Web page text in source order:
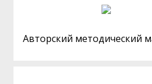
Авторский методический